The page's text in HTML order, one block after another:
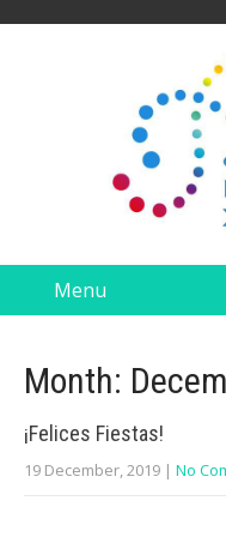
Menu
Month:
¡Felices Fiestas!
19 December, 2019 | No